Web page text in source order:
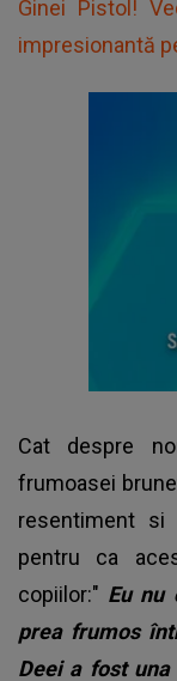
Ginei Pistol!
impresionantă
Cat despre
frumoasei
resentiment
pentru ca
copiilor:" Eu nu
prea frumos
Deei a fost